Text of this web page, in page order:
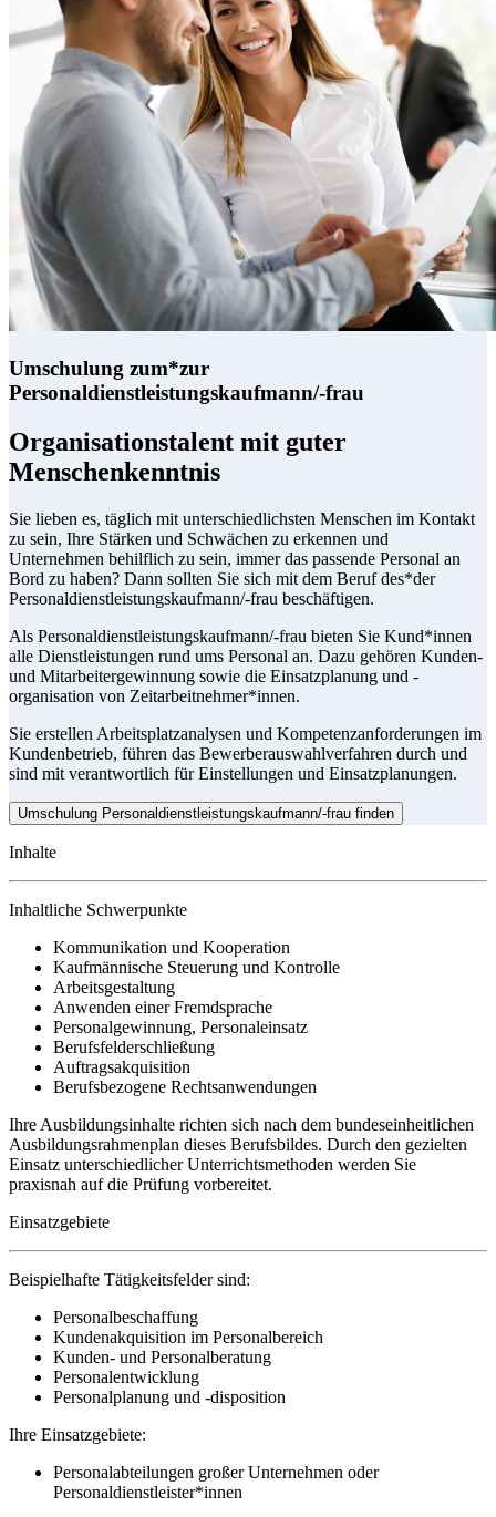
Umschulung zum*zur
Personaldienstleistungskaufmann/-frau
Organisationstalent mit guter
Menschenkenntnis
Sie lieben es, täglich mit unterschiedlichsten Menschen im Kontakt
zu sein, Ihre Stärken und Schwächen zu erkennen und
Unternehmen behilflich zu sein, immer das passende Personal an
Bord zu haben? Dann sollten Sie sich mit dem Beruf des*der
Personaldienstleistungskaufmann/-frau beschäftigen.
Als Personaldienstleistungskaufmann/-frau bieten Sie Kund*innen
alle Dienstleistungen rund ums Personal an. Dazu gehören Kunden-
und Mitarbeitergewinnung sowie die Einsatzplanung und -
organisation von Zeitarbeitnehmer*innen.
Sie erstellen Arbeitsplatzanalysen und Kompetenzanforderungen im
Kundenbetrieb, führen das Bewerberauswahlverfahren durch und
sind mit verantwortlich für Einstellungen und Einsatzplanungen.
Umschulung Personaldienstleistungskaufmann/-frau finden
Inhalte
Inhaltliche Schwerpunkte
Kommunikation und Kooperation
Kaufmännische Steuerung und Kontrolle
Arbeitsgestaltung
Anwenden einer Fremdsprache
Personalgewinnung, Personaleinsatz
Berufsfelderschließung
Auftragsakquisition
Berufsbezogene Rechtsanwendungen
Ihre Ausbildungsinhalte richten sich nach dem bundeseinheitlichen
Ausbildungsrahmenplan dieses Berufsbildes. Durch den gezielten
Einsatz unterschiedlicher Unterrichtsmethoden werden Sie
praxisnah auf die Prüfung vorbereitet.
Einsatzgebiete
Beispielhafte Tätigkeitsfelder sind:
Personalbeschaffung
Kundenakquisition im Personalbereich
Kunden- und Personalberatung
Personalentwicklung
Personalplanung und -disposition
Ihre Einsatzgebiete:
Personalabteilungen großer Unternehmen oder
Personaldienstleister*innen